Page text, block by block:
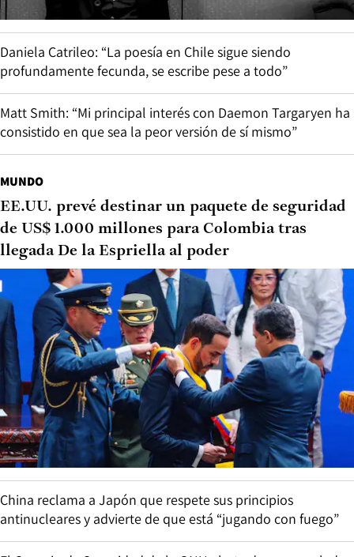
Daniela Catrileo: “La poesía en Chile sigue siendo
profundamente fecunda, se escribe pese a todo”
Matt Smith: “Mi principal interés con Daemon Targaryen ha
consistido en que sea la peor versión de sí mismo”
MUNDO
EE.UU. prevé destinar un paquete de seguridad
de US$ 1.000 millones para Colombia tras
llegada De la Espriella al poder
China reclama a Japón que respete sus principios
antinucleares y advierte de que está “jugando con fuego”